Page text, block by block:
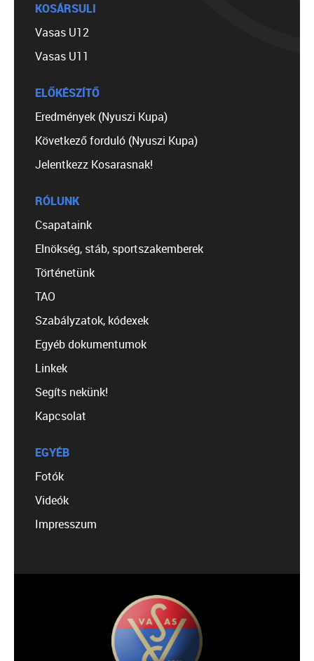
KOSÁRSULI
Vasas U12
Vasas U11
ELŐKÉSZÍTŐ
Eredmények (Nyuszi Kupa)
Következő forduló (Nyuszi Kupa)
Jelentkezz Kosarasnak!
RÓLUNK
Csapataink
Elnökség, stáb, sportszakemberek
Történetünk
TAO
Szabályzatok, kódexek
Egyéb dokumentumok
Linkek
Segíts nekünk!
Kapcsolat
EGYÉB
Fotók
Videók
Impresszum